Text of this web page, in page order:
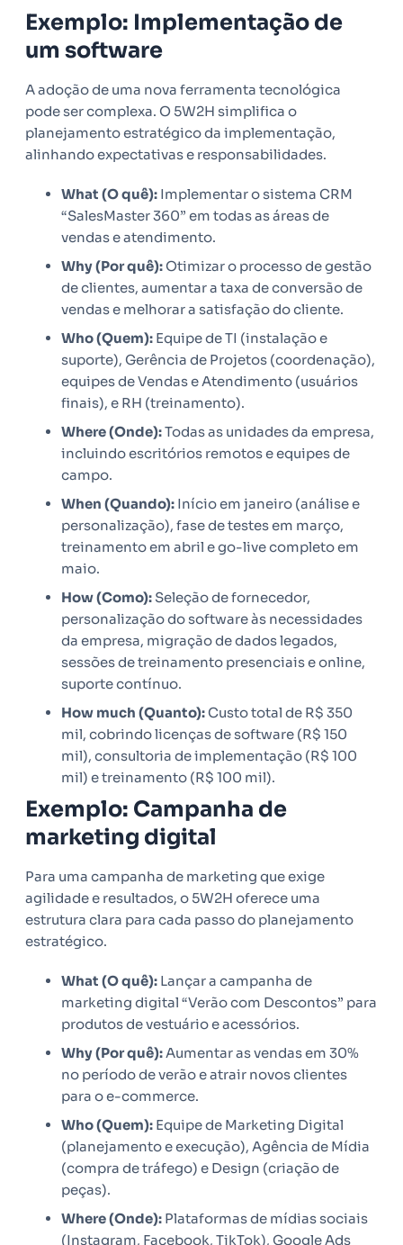
Exemplo: Implementação de
um software
A adoção de uma nova ferramenta tecnológica
pode ser complexa. O 5W2H simplifica o
planejamento estratégico da implementação,
alinhando expectativas e responsabilidades.
What (O quê): Implementar o sistema CRM
“SalesMaster 360” em todas as áreas de
vendas e atendimento.
Why (Por quê):Otimizar o processo de gestão
de clientes, aumentar a taxa de conversão de
vendas e melhorar a satisfação do cliente.
Who (Quem): Equipe de TI (instalação e
suporte), Gerência de Projetos (coordenação),
equipes de Vendas e Atendimento (usuários
finais), e RH (treinamento).
Where (Onde):Todas as unidades da empresa,
incluindo escritórios remotos e equipes de
campo.
When (Quando): Início em janeiro (análise e
personalização), fase de testes em março,
treinamento em abril e go-live completo em
maio.
How (Como): Seleção de fornecedor,
personalização do software às necessidades
da empresa, migração de dados legados,
sessões de treinamento presenciais e online,
suporte contínuo.
How much (Quanto):Custo total de R$ 350
mil, cobrindo licenças de software (R$ 150
mil), consultoria de implementação (R$ 100
mil) e treinamento (R$ 100 mil).
Exemplo: Campanha de
marketing digital
Para uma campanha de marketing que exige
agilidade e resultados, o 5W2H oferece uma
estrutura clara para cada passo do planejamento
estratégico.
What (O quê): Lançar a campanha de
marketing digital “Verão com Descontos” para
produtos de vestuário e acessórios.
Why (Por quê):Aumentar as vendas em 30%
no período de verão e atrair novos clientes
para o e-commerce.
Who (Quem): Equipe de Marketing Digital
(planejamento e execução), Agência de Mídia
(compra de tráfego) e Design (criação de
peças).
Where (Onde): Plataformas de mídias sociais
(Instagram, Facebook, TikTok), Google Ads